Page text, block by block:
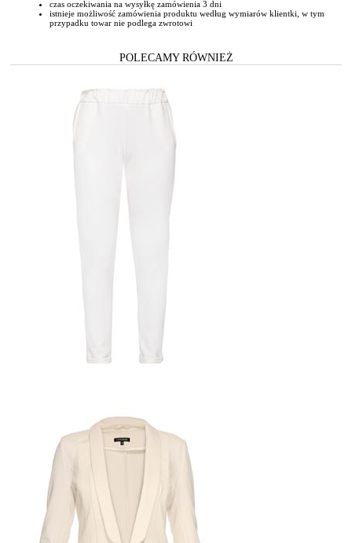
czas oczekiwania na wysyłkę zamówienia 3 dni
istnieje możliwość zamówienia produktu według wymiarów klientki, w tym
przypadku towar nie podlega zwrotowi
POLECAMY RÓWNIEŻ